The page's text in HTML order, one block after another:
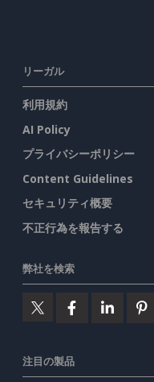
リーガル
利用規約
AI Policy
プライバシーポリシー
Content Guidelines
セキュリティ概要
不正行為を報告する
弊社を検索
注目の製品